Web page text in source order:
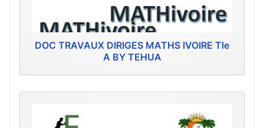
DOC TRAVAUX DIRIGES MATHS IVOIRE Tle
A BY TEHUA